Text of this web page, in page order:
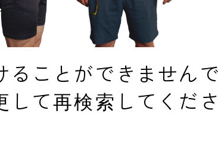
ることができませんで
して再検索してくださ